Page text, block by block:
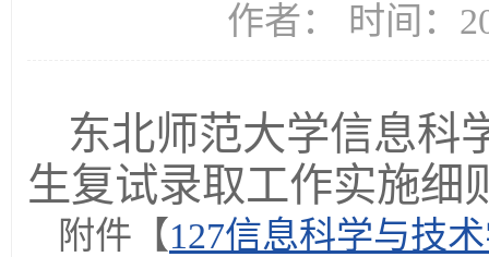
作者： 时间：
东北师范大学信息科
生复试录取工作实施细
附件【127信息科学与技